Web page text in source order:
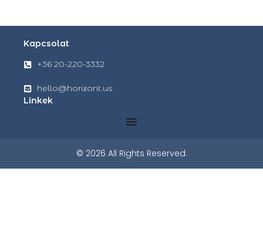
Kapcsolat
+36 20-220-3332
hello@horizont.us
Linkek
© 2026 All Rights Reserved.